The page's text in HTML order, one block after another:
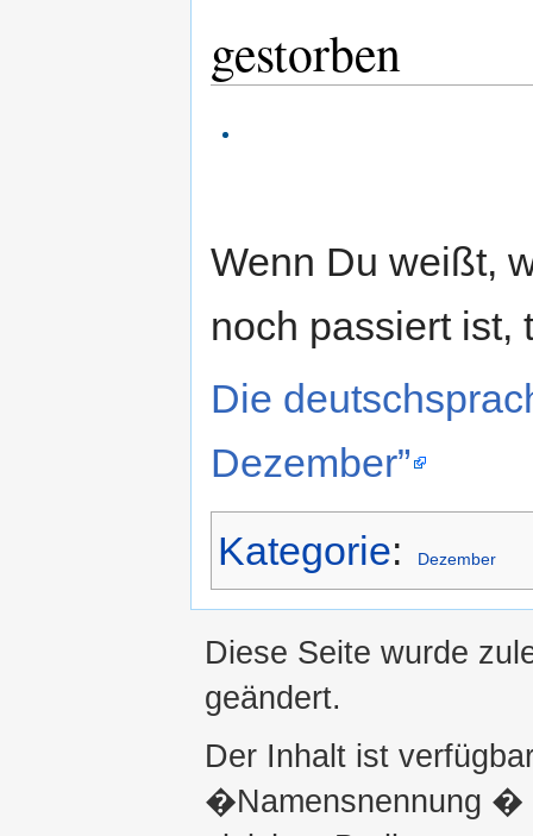
gestorben
Wenn Du weißt,
noch passiert
Die
Dezember”
Kategorie: Dezember
Diese Seite wurde
geändert.
Der Inhalt ist
�Namensnennung �